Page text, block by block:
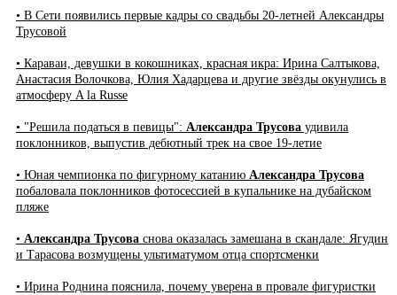
• В Сети появились первые кадры со свадьбы 20-летней Александры
Трусовой
• Караваи, девушки в кокошниках, красная икра: Ирина Салтыкова,
Анастасия Волочкова, Юлия Хадарцева и другие звёзды окунулись в
атмосферу A la Russe
• "Решила податься в певицы": Александра Трусова удивила
поклонников, выпустив дебютный трек на свое 19-летие
• Юная чемпионка по фигурному катанию Александра Трусова
побаловала поклонников фотосессией в купальнике на дубайском
пляже
• Александра Трусова снова оказалась замешана в скандале: Ягудин
и Тарасова возмущены ультиматумом отца спортсменки
• Ирина Роднина пояснила, почему уверена в провале фигуристки